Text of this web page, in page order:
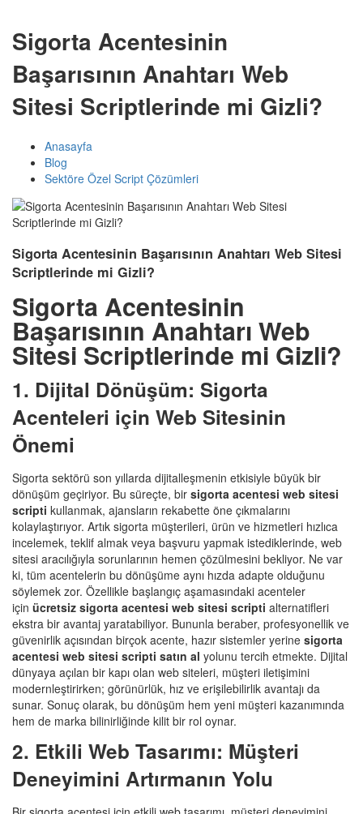
Sigorta Acentesinin
Başarısının Anahtarı Web
Sitesi Scriptlerinde mi Gizli?
Anasayfa
Blog
Sektöre Özel Script Çözümleri
Sigorta Acentesinin Başarısının Anahtarı Web Sitesi
Scriptlerinde mi Gizli?
Sigorta Acentesinin
Başarısının Anahtarı Web
Sitesi Scriptlerinde mi Gizli?
1. Dijital Dönüşüm: Sigorta
Acenteleri için Web Sitesinin
Önemi
Sigorta sektörü son yıllarda dijitalleşmenin etkisiyle büyük bir
dönüşüm geçiriyor. Bu süreçte, bir sigorta acentesi web sitesi
scripti kullanmak, ajansların rekabette öne çıkmalarını
kolaylaştırıyor. Artık sigorta müşterileri, ürün ve hizmetleri hızlıca
incelemek, teklif almak veya başvuru yapmak istediklerinde, web
sitesi aracılığıyla sorunlarının hemen çözülmesini bekliyor. Ne var
ki, tüm acentelerin bu dönüşüme aynı hızda adapte olduğunu
söylemek zor. Özellikle başlangıç aşamasındaki acenteler
için ücretsiz sigorta acentesi web sitesi scripti alternatifleri
ekstra bir avantaj yaratabiliyor. Bununla beraber, profesyonellik ve
güvenirlik açısından birçok acente, hazır sistemler yerine sigorta
acentesi web sitesi scripti satın al yolunu tercih etmekte. Dijital
dünyaya açılan bir kapı olan web siteleri, müşteri iletişimini
modernleştirirken; görünürlük, hız ve erişilebilirlik avantajı da
sunar. Sonuç olarak, bu dönüşüm hem yeni müşteri kazanımında
hem de marka bilinirliğinde kilit bir rol oynar.
2. Etkili Web Tasarımı: Müşteri
Deneyimini Artırmanın Yolu